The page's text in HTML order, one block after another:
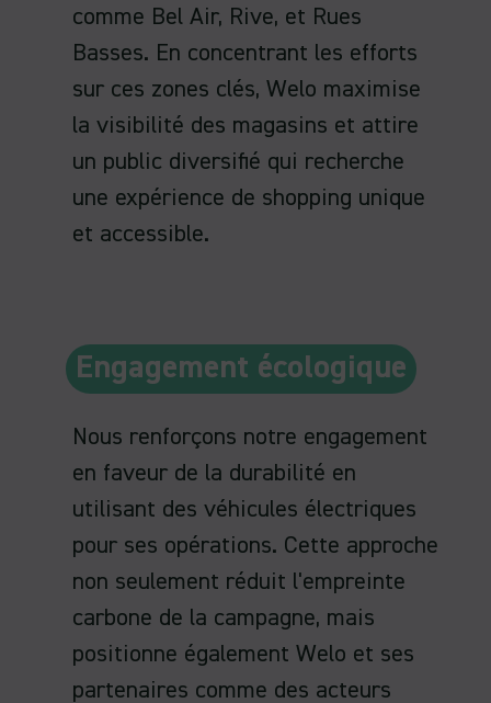
comme Bel Air, Rive, et Rues
Basses. En concentrant les efforts
sur ces zones clés, Welo maximise
la visibilité des magasins et attire
un public diversifié qui recherche
une expérience de shopping unique
et accessible.
Engagement écologique
Nous renforçons notre engagement
en faveur de la durabilité en
utilisant des véhicules électriques
pour ses opérations. Cette approche
non seulement réduit l'empreinte
carbone de la campagne, mais
positionne également Welo et ses
partenaires comme des acteurs